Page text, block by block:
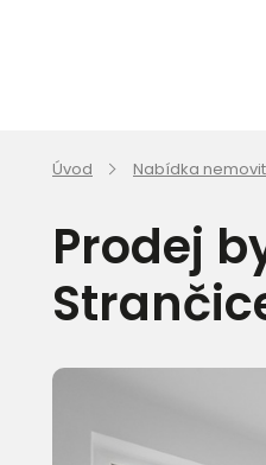
Úvod Nabídka
Prodej